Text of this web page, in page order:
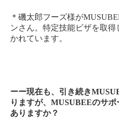
＊磯太郎フーズ様が
ンさん。特定技能ビザを取
かれています。
ーー現在も、引き続き
りますが、MUSUBEEのサ
ありますか？